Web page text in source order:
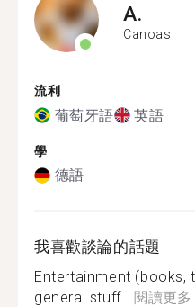
A.
Canoas
流利
葡萄牙語 英語
學
德語
我喜歡談論的話題
Entertainment (books,
general stuff...閱讀更多